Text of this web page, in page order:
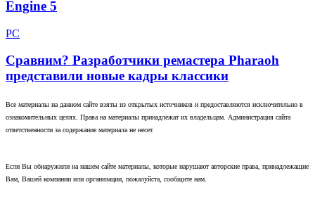
Engine 5
PC
Сравним? Разработчики ремастера Pharaoh
представили новые кадры классики
Все материалы на данном сайте взяты из открытых источников и предоставляются исключительно в
ознакомительных целях. Права на материалы принадлежат их владельцам. Администрация сайта
ответственности за содержание материала не несет.
Если Вы обнаружили на нашем сайте материалы, которые нарушают авторские права, принадлежащие
Вам, Вашей компании или организации, пожалуйста, сообщите нам.